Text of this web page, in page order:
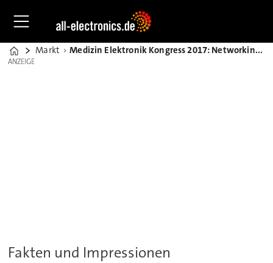
Home
Markt Medizin Elektronik Kongress 2017: Networking entlang der Wertschöpfungskette
ANZEIGE
ANZEIGE
Fakten und Impressionen